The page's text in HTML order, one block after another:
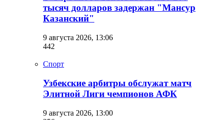
тысяч долларов задержан "Мансур
Казанский"
9 августа 2026, 13:06
442
Спорт
Узбекские арбитры обслужат матч
Элитной Лиги чемпионов АФК
9 августа 2026, 13:00